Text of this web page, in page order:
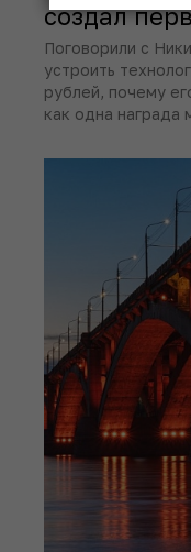
создал
Поговорили с
устроить
рублей, почему
как одна награда